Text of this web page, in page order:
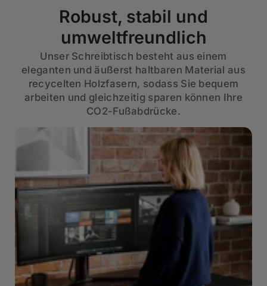
Robust, stabil und
umweltfreundlich
Unser Schreibtisch besteht aus einem
eleganten und äußerst haltbaren Material aus
recycelten Holzfasern, sodass Sie bequem
arbeiten und gleichzeitig sparen können Ihre
CO2-Fußabdrücke.